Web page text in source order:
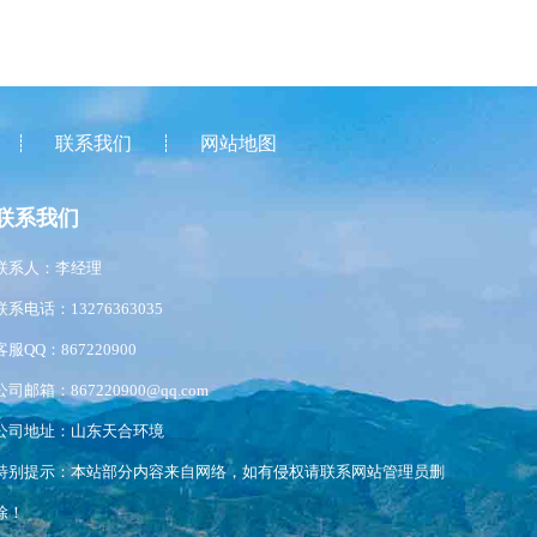
联系我们 网站地图
系我们
系人：李经理
系电话：13276363035
服QQ：867220900
司邮箱：867220900@qq.com
司地址：山东天合环境
别提示：本站部分内容来自网络，如有侵权请联系网站管理员删
！